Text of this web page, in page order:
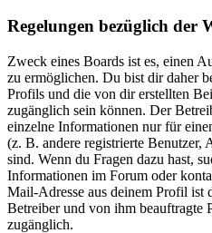
Regelungen bezüglich der
Zweck eines Boards ist es, einen
zu ermöglichen. Du bist dir daher
Profils und die von dir erstellten
zugänglich sein können. Der
einzelne Informationen nur für
(z. B. andere registrierte Benutzer,
sind. Wenn du Fragen dazu hast,
Informationen im Forum oder
Mail-Adresse aus deinem Profil ist
Betreiber und von ihm beauftragte
zugänglich.